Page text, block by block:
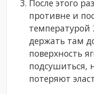
После этого
противне и
температурой
держать там
поверхность
подсушиться,
потеряют